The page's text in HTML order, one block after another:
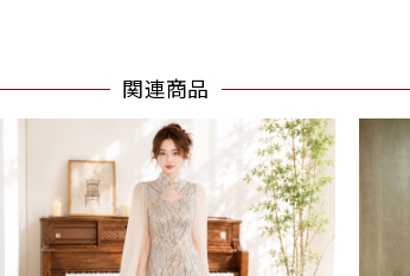
関連商品